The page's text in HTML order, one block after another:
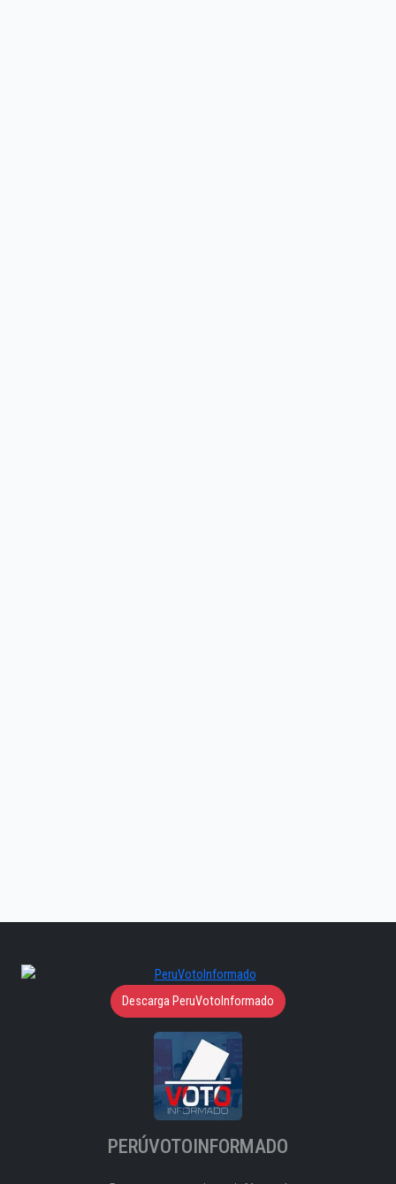
Descarga PeruVotoInformado
PERÚVOTOINFORMADO